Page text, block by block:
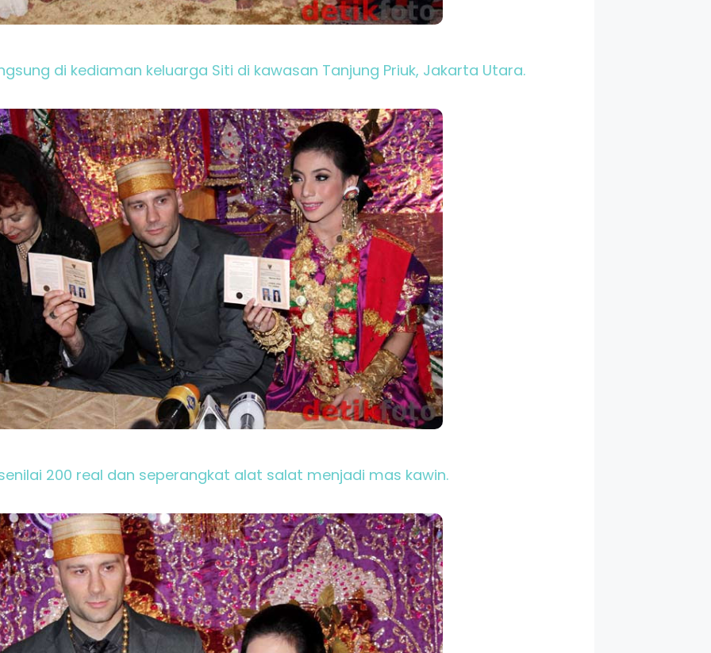
di kediaman keluarga Siti di kawasan Tanjung Priuk, Jakarta Utara.
200 real dan seperangkat alat salat menjadi mas kawin.